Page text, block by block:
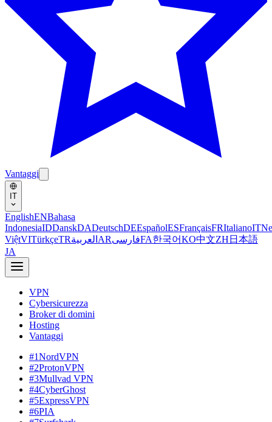
Vantaggi
IT
EnglishENBahasa
IndonesiaIDDanskDADeutschDEEspañolESFrançaisFRItalianoIT
ViệtVITürkçeTRالعربية ARفارسیFA한국어KO中文ZH 日本語
JA
VPN
Cybersicurezza
Broker di domini
Hosting
Vantaggi
#1NordVPN
#2ProtonVPN
#3Mullvad VPN
#4CyberGhost
#5ExpressVPN
#6PIA